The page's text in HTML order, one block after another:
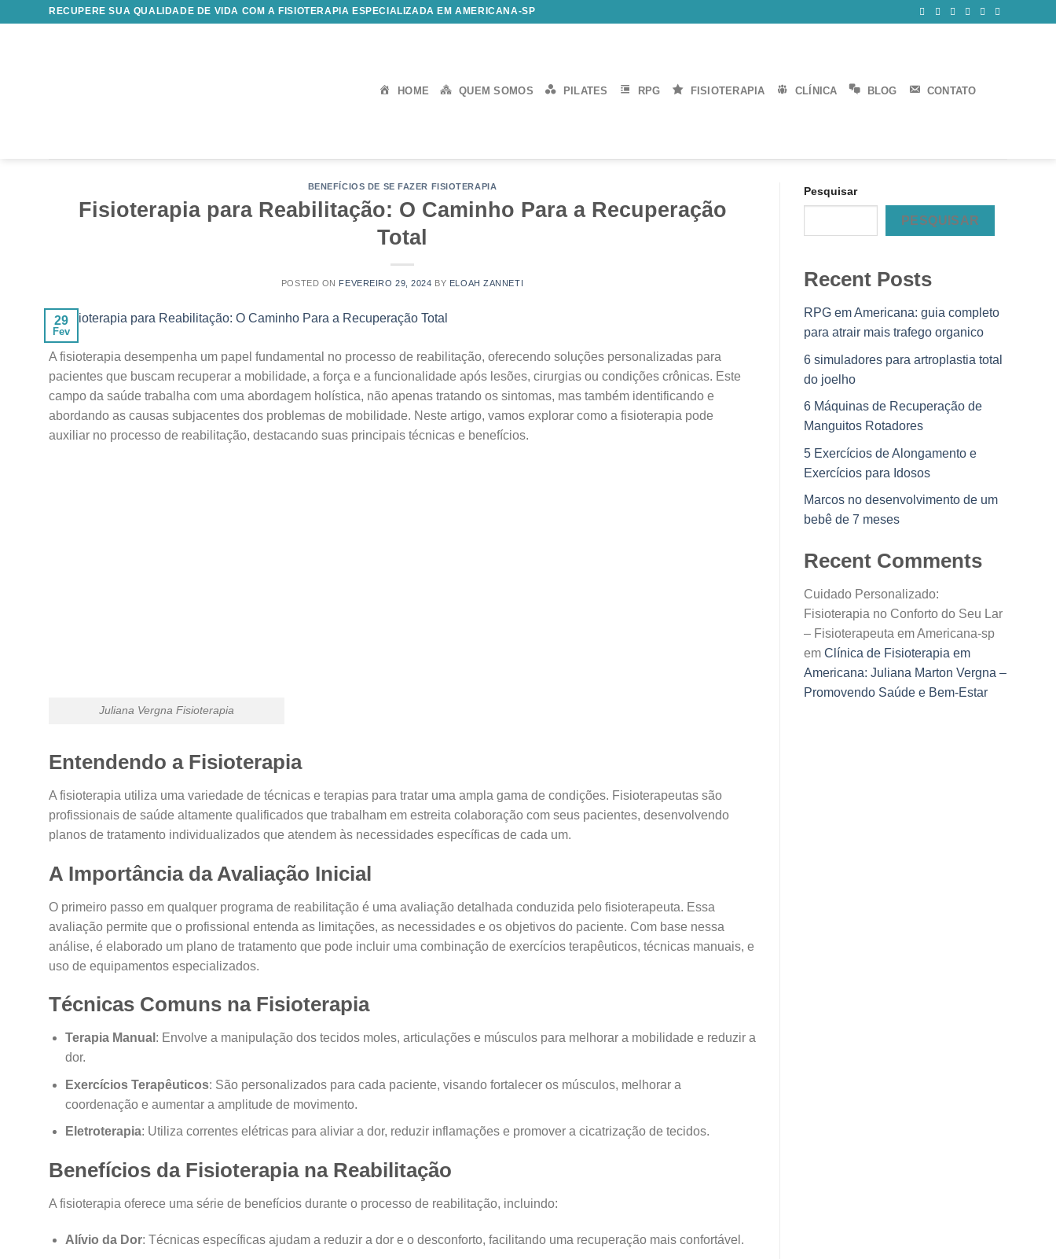
RECUPERE SUA QUALIDADE DE VIDA COM A FISIOTERAPIA ESPECIALIZADA EM AMERICANA-SP
HOME QUEM SOMOS PILATES RPG FISIOTERAPIA CLÍNICA BLOG CONTATO
BENEFÍCIOS DE SE FAZER FISIOTERAPIA
Fisioterapia para Reabilitação: O Caminho Para a Recuperação
Total
POSTED ON FEVEREIRO 29, 2024 BY ELOAH ZANNETI
29
Fev
A fisioterapia desempenha um papel fundamental no processo de reabilitação, oferecendo soluções personalizadas para
pacientes que buscam recuperar a mobilidade, a força e a funcionalidade após lesões, cirurgias ou condições crônicas. Este
campo da saúde trabalha com uma abordagem holística, não apenas tratando os sintomas, mas também identificando e
abordando as causas subjacentes dos problemas de mobilidade. Neste artigo, vamos explorar como a fisioterapia pode
auxiliar no processo de reabilitação, destacando suas principais técnicas e benefícios.
Juliana Vergna Fisioterapia
Entendendo a Fisioterapia
A fisioterapia utiliza uma variedade de técnicas e terapias para tratar uma ampla gama de condições. Fisioterapeutas são
profissionais de saúde altamente qualificados que trabalham em estreita colaboração com seus pacientes, desenvolvendo
planos de tratamento individualizados que atendem às necessidades específicas de cada um.
A Importância da Avaliação Inicial
O primeiro passo em qualquer programa de reabilitação é uma avaliação detalhada conduzida pelo fisioterapeuta. Essa
avaliação permite que o profissional entenda as limitações, as necessidades e os objetivos do paciente. Com base nessa
análise, é elaborado um plano de tratamento que pode incluir uma combinação de exercícios terapêuticos, técnicas manuais, e
uso de equipamentos especializados.
Técnicas Comuns na Fisioterapia
Terapia Manual : Envolve a manipulação dos tecidos moles, articulações e músculos para melhorar a mobilidade e reduzir a
dor.
Exercícios Terapêuticos: São personalizados para cada paciente, visando fortalecer os músculos, melhorar a
coordenação e aumentar a amplitude de movimento.
Eletroterapia: Utiliza correntes elétricas para aliviar a dor, reduzir inflamações e promover a cicatrização de tecidos.
Benefícios da Fisioterapia na Reabilitação
A fisioterapia oferece uma série de benefícios durante o processo de reabilitação, incluindo:
Alívio da Dor: Técnicas específicas ajudam a reduzir a dor e o desconforto, facilitando uma recuperação mais confortável.
Pesquisar
PESQUISAR
Recent Posts
RPG em Americana: guia completo
para atrair mais trafego organico
6 simuladores para artroplastia total
do joelho
6 Máquinas de Recuperação de
Manguitos Rotadores
5 Exercícios de Alongamento e
Exercícios para Idosos
Marcos no desenvolvimento de um
bebê de 7 meses
Recent Comments
Cuidado Personalizado:
Fisioterapia no Conforto do Seu Lar
– Fisioterapeuta em Americana-sp
em Clínica de Fisioterapia em
Americana: Juliana Marton Vergna –
Promovendo Saúde e Bem-Estar